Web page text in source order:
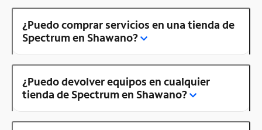
¿Puedo comprar servicios en una tienda de
Spectrum en Shawano?
¿Puedo devolver equipos en cualquier
tienda de Spectrum en Shawano?